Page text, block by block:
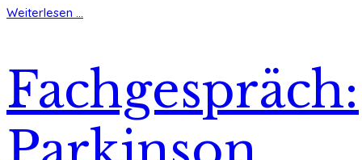
Weiterlesen ...
Fachgespräch: